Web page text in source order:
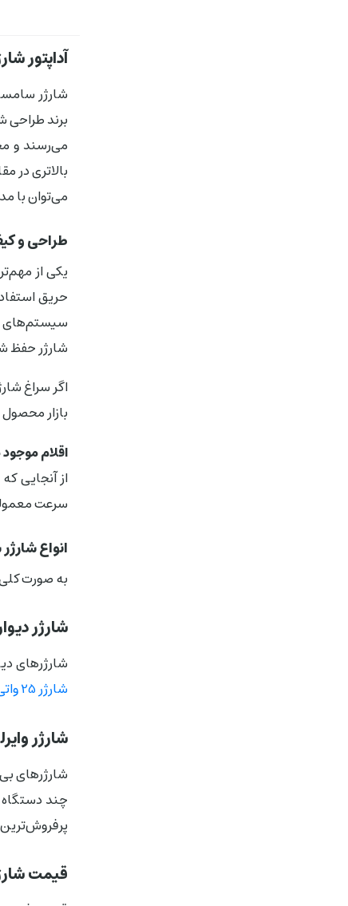
آداپتور
شارژر
برند طراحی
می‌رسند و
بالاتری در
می‌توان با
طراحی و
یکی از
حریق
سیستم‌های
شارژر حفظ
بازار
اقلام
از آنجایی
سرعت
انواع
به صورت
شارژر
شارژرهای
شارژر 25 واتی سامسونگ EP-T2510
شارژر
شارژرهای
قیمت